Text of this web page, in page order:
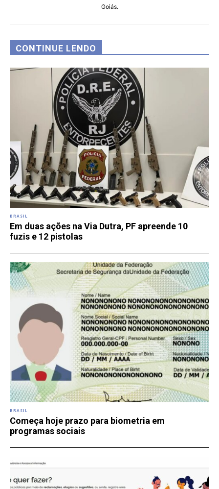
Goiás.
CONTINUE LENDO
BRASIL
Em duas ações na Via Dutra, PF apreende 10
fuzis e 12 pistolas
BRASIL
Começa hoje prazo para biometria em
programas sociais